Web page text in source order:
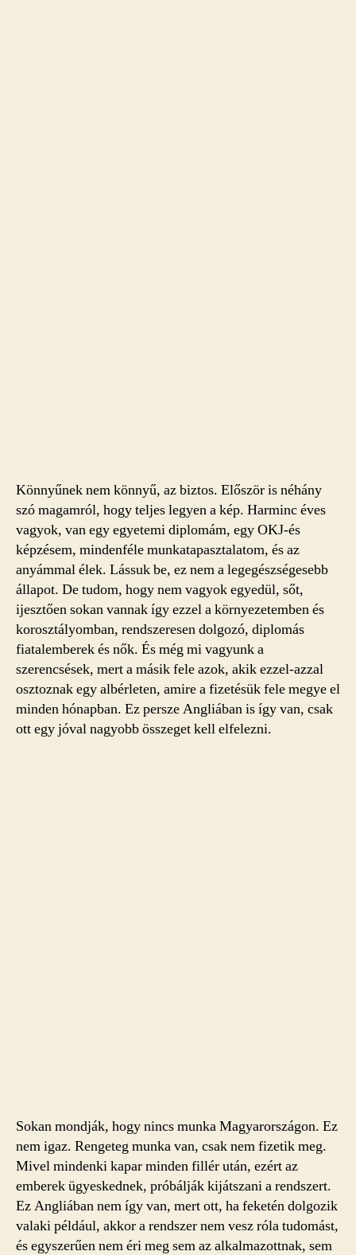
Könnyűnek nem könnyű, az biztos. Először is néhány
szó magamról, hogy teljes legyen a kép. Harminc éves
vagyok, van egy egyetemi diplomám, egy OKJ-és
képzésem, mindenféle munkatapasztalatom, és az
anyámmal élek. Lássuk be, ez nem a legegészségesebb
állapot. De tudom, hogy nem vagyok egyedül, sőt,
ijesztően sokan vannak így ezzel a környezetemben és
korosztályomban, rendszeresen dolgozó, diplomás
fiatalemberek és nők. És még mi vagyunk a
szerencsések, mert a másik fele azok, akik ezzel-azzal
osztoznak egy albérleten, amire a fizetésük fele megye el
minden hónapban. Ez persze Angliában is így van, csak
ott egy jóval nagyobb összeget kell elfelezni.
Sokan mondják, hogy nincs munka Magyarországon. Ez
nem igaz. Rengeteg munka van, csak nem fizetik meg.
Mivel mindenki kapar minden fillér után, ezért az
emberek ügyeskednek, próbálják kijátszani a rendszert.
Ez Angliában nem így van, mert ott, ha feketén dolgozik
valaki például, akkor a rendszer nem vesz róla tudomást,
és egyszerűen nem éri meg sem az alkalmazottnak, sem